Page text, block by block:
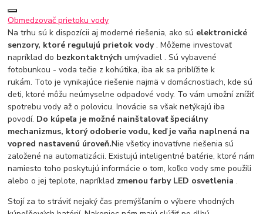
Obmedzovač prietoku vody
Na trhu sú k dispozícii aj moderné riešenia, ako sú elektronické
senzory, ktoré regulujú prietok vody. Môžeme investovať
napríklad do bezkontaktných umývadiel . Sú vybavené
fotobunkou - voda tečie z kohútika, iba ak sa priblížite k
rukám. Toto je vynikajúce riešenie najmä v domácnostiach, kde sú
deti, ktoré môžu neúmyselne odpadové vody. To vám umožní znížiť
spotrebu vody až o polovicu. Inovácie sa však netýkajú iba
povodí. Do kúpeľa je možné nainštalovať špeciálny
mechanizmus, ktorý odoberie vodu, keď je vaňa naplnená na
vopred nastavenú úroveň.Nie všetky inovatívne riešenia sú
založené na automatizácii. Existujú inteligentné batérie, ktoré nám
namiesto toho poskytujú informácie o tom, koľko vody sme použili
alebo o jej teplote, napríklad zmenou farby LED osvetlenia .
Stojí za to stráviť nejaký čas premýšľaním o výbere vhodných